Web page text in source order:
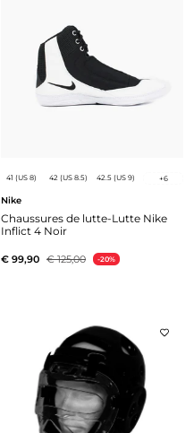
41 (US 8) 42 (US 8.5) 42.5 (US 9) +6
Nike
Chaussures de lutte-Lutte Nike
Inflict 4 Noir
€ 99,90 € 125,00 -20%